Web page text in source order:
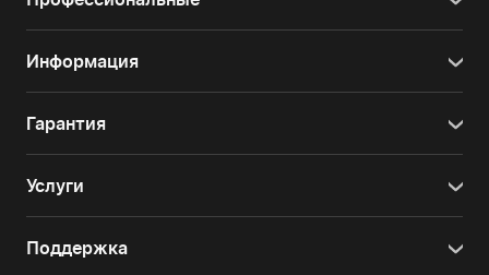
Информация
Гарантия
Услуги
Поддержка